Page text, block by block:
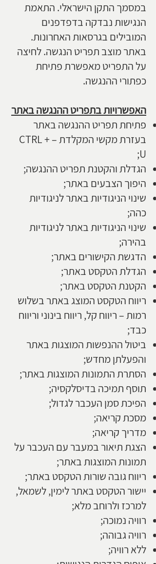
במסמך התקן הישראלי. התאמת
הנגישות נבדקה בדפדפנים
המובילים בגרסאות האחרונות.
באתר מוצב תפריט הנגשה. לחיצה
על התפריט מאפשרת פתיחת
כפתורי ההנגשה.
האפשרויות בתפריט ההנגשה באתר
פתיחת תפריט ההנגשה באתר
בעזרת מקשי המקלדת – CTRL +
U;
הגדלת והקטנת תפריט ההנגשה;
היפוך הצבעים באתר;
שינוי הניגודיות באתר לניגודיות
כהה;
שינוי הניגודיות באתר לניגודיות
בהירה;
הדגשת הקישורים באתר;
הגדלת הטקסט באתר;
הקטנת הטקסט באתר;
ריווח הטקסט המוצג באתר בשלוש
רמות – ריווח קל, ריווח בינוני וריווח
כבד;
ביטול ההנפשות המוצגות באתר
והפעלתן מחדש;
הסתרת התמונות המוצגות באתר;
תוסף תמיכה בדיסלקסיה;
הפיכת סמן העכבר לגדול;
מסכת קריאה;
מדריך קריאה;
הצגת תיאור במעבר עם העכבר על
תמונות המוצגות באתר;
ריווח גובה שורות הטקסט באתר;
יישור הטקסט באתר לימין, לשמאל,
למרכז ולרוחב מלא;
רוויה נמוכה;
רוויה גבוהה;
ללא רוויה;